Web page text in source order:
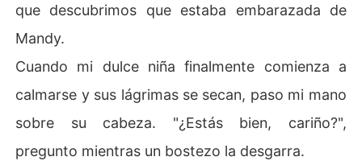
que descubrimos que estaba embarazada de
Mandy.
Cuando mi dulce niña finalmente comienza a
calmarse y sus lágrimas se secan, paso mi mano
sobre su cabeza. "¿Estás bien, cariño?",
pregunto mientras un bostezo la desgarra.